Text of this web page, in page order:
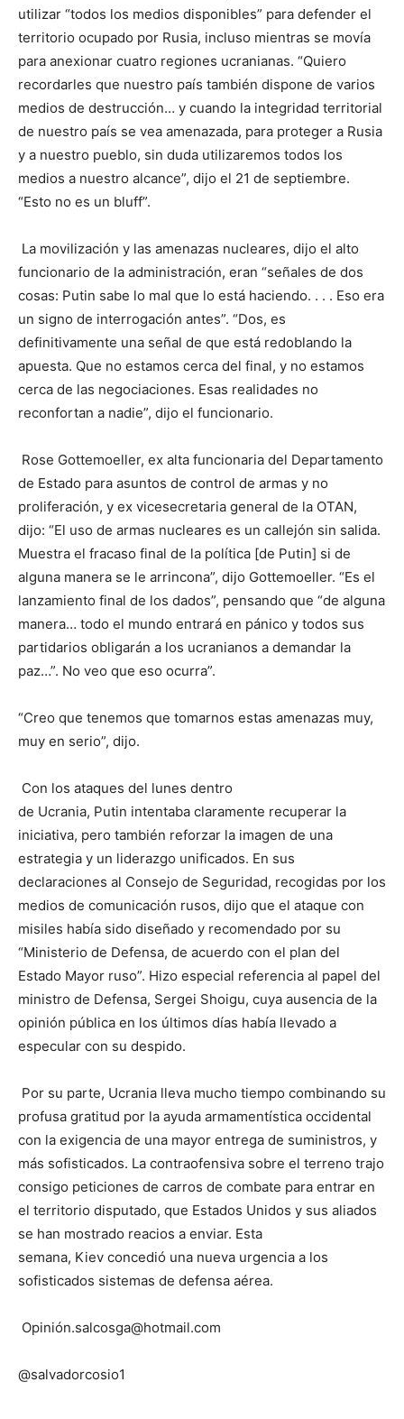
utilizar “todos los medios disponibles” para defender el
territorio ocupado por Rusia, incluso mientras se movía
para anexionar cuatro regiones ucranianas. “Quiero
recordarles que nuestro país también dispone de varios
medios de destrucción… y cuando la integridad territorial
de nuestro país se vea amenazada, para proteger a Rusia
y a nuestro pueblo, sin duda utilizaremos todos los
medios a nuestro alcance”, dijo el 21 de septiembre.
“Esto no es un bluff”.
La movilización y las amenazas nucleares, dijo el alto
funcionario de la administración, eran “señales de dos
cosas: Putin sabe lo mal que lo está haciendo. . . . Eso era
un signo de interrogación antes”. “Dos, es
definitivamente una señal de que está redoblando la
apuesta. Que no estamos cerca del final, y no estamos
cerca de las negociaciones. Esas realidades no
reconfortan a nadie”, dijo el funcionario.
Rose Gottemoeller, ex alta funcionaria del Departamento
de Estado para asuntos de control de armas y no
proliferación, y ex vicesecretaria general de la OTAN,
dijo: “El uso de armas nucleares es un callejón sin salida.
Muestra el fracaso final de la política [de Putin] si de
alguna manera se le arrincona”, dijo Gottemoeller. “Es el
lanzamiento final de los dados”, pensando que “de alguna
manera… todo el mundo entrará en pánico y todos sus
partidarios obligarán a los ucranianos a demandar la
paz…”. No veo que eso ocurra”.
“Creo que tenemos que tomarnos estas amenazas muy,
muy en serio”, dijo.
Con los ataques del lunes dentro
de Ucrania, Putin intentaba claramente recuperar la
iniciativa, pero también reforzar la imagen de una
estrategia y un liderazgo unificados. En sus
declaraciones al Consejo de Seguridad, recogidas por los
medios de comunicación rusos, dijo que el ataque con
misiles había sido diseñado y recomendado por su
“Ministerio de Defensa, de acuerdo con el plan del
Estado Mayor ruso”. Hizo especial referencia al papel del
ministro de Defensa, Sergei Shoigu, cuya ausencia de la
opinión pública en los últimos días había llevado a
especular con su despido.
Por su parte, Ucrania lleva mucho tiempo combinando su
profusa gratitud por la ayuda armamentística occidental
con la exigencia de una mayor entrega de suministros, y
más sofisticados. La contraofensiva sobre el terreno trajo
consigo peticiones de carros de combate para entrar en
el territorio disputado, que Estados Unidos y sus aliados
se han mostrado reacios a enviar. Esta
semana, Kiev concedió una nueva urgencia a los
sofisticados sistemas de defensa aérea.
Opinión.salcosga@hotmail.com
@salvadorcosio1